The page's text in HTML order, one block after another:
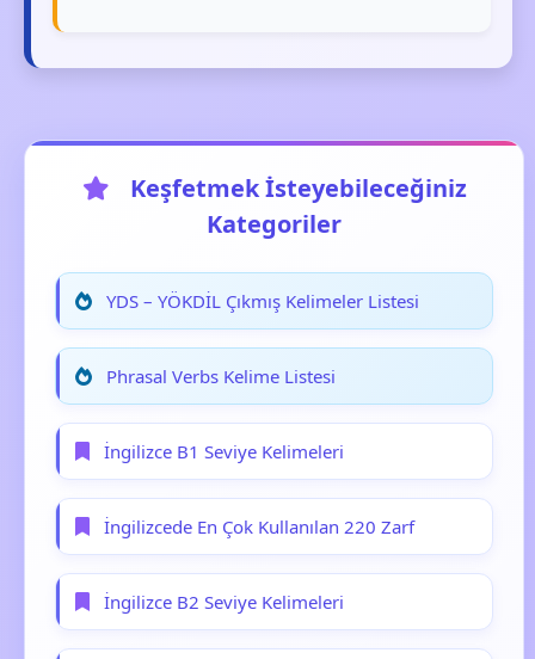
Keşfetmek İsteyebileceğiniz
Kategoriler
YDS – YÖKDİL Çıkmış Kelimeler Listesi
Phrasal Verbs Kelime Listesi
İngilizce B1 Seviye Kelimeleri
İngilizcede En Çok Kullanılan 220 Zarf
İngilizce B2 Seviye Kelimeleri